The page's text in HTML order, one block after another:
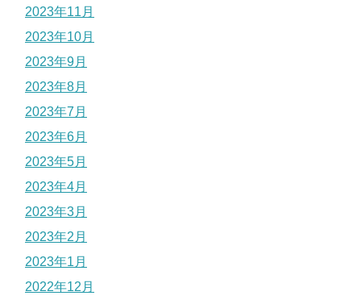
2023年11月
2023年10月
2023年9月
2023年8月
2023年7月
2023年6月
2023年5月
2023年4月
2023年3月
2023年2月
2023年1月
2022年12月